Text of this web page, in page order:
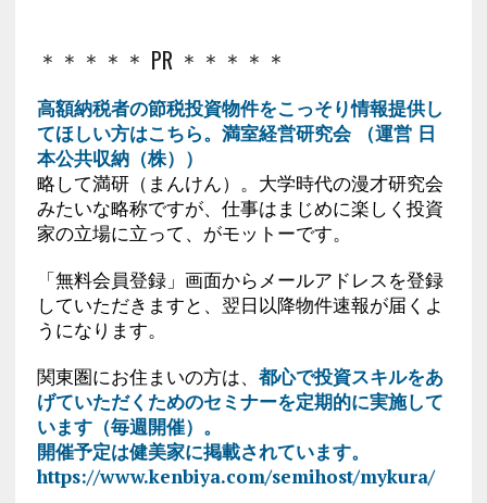
＊＊＊＊＊ PR ＊＊＊＊＊
高額納税者の節税投資物件をこっそり情報提供し
てほしい方はこちら。満室経営研究会 （運営 日
本公共収納（株））
略して満研（まんけん）。大学時代の漫才研究会
みたいな略称ですが、仕事はまじめに楽しく投資
家の立場に立って、がモットーです。
「無料会員登録」画面からメールアドレスを登録
していただきますと、翌日以降物件速報が届くよ
うになります。
関東圏にお住まいの方は、 都心で投資スキルをあ
げていただくためのセミナーを定期的に実施して
います（毎週開催）。
開催予定は健美家に掲載されています。
https://www.kenbiya.com/semihost/mykura/